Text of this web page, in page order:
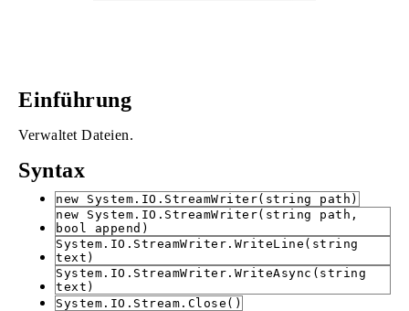
Einführung
Verwaltet Dateien.
Syntax
new System.IO.StreamWriter(string path)
new System.IO.StreamWriter(string path,
bool append)
System.IO.StreamWriter.WriteLine(string
text)
System.IO.StreamWriter.WriteAsync(string
text)
System.IO.Stream.Close()